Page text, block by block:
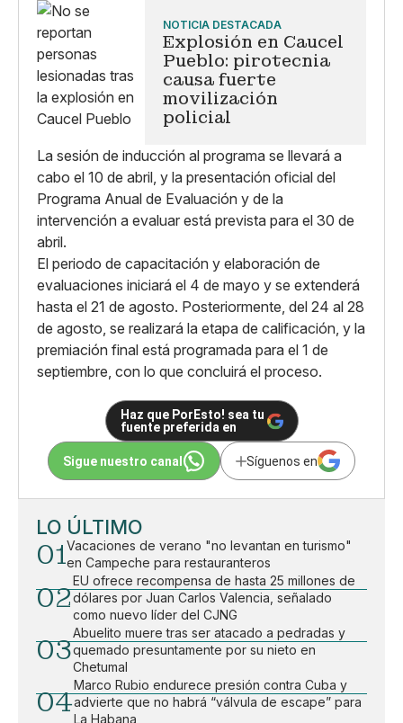
NOTICIA DESTACADA
Explosión en Caucel
Pueblo: pirotecnia
causa fuerte
movilización
policial
La sesión de inducción al programa se llevará a
cabo el 10 de abril, y la presentación oficial del
Programa Anual de Evaluación y de la
intervención a evaluar está prevista para el 30 de
abril.
El periodo de capacitación y elaboración de
evaluaciones iniciará el 4 de mayo y se extenderá
hasta el 21 de agosto. Posteriormente, del 24 al 28
de agosto, se realizará la etapa de calificación, y la
premiación final está programada para el 1 de
septiembre, con lo que concluirá el proceso.
Haz que PorEsto! sea tu
fuente preferida en
Sigue nuestro canal Síguenos en
LO ÚLTIMO
01Vacaciones de verano "no levantan en turismo"
en Campeche para restauranteros
02
EU ofrece recompensa de hasta 25 millones de
dólares por Juan Carlos Valencia, señalado
como nuevo líder del CJNG
03
Abuelito muere tras ser atacado a pedradas y
quemado presuntamente por su nieto en
Chetumal
04
Marco Rubio endurece presión contra Cuba y
advierte que no habrá “válvula de escape” para
La Habana